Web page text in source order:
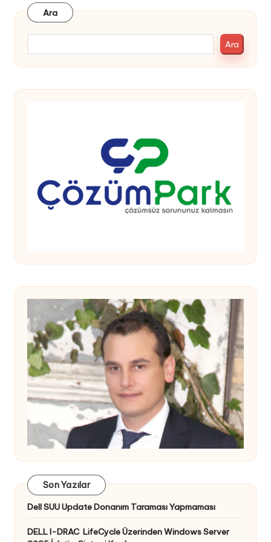
Ara
Ara
Son Yazılar
Dell SUU Update Donanım Taraması Yapmaması
DELL I-DRAC LifeCycle Üzerinden Windows Server